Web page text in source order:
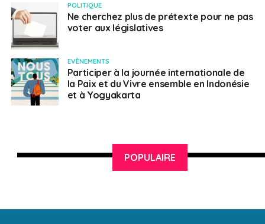
POLITIQUE
Ne cherchez plus de prétexte pour ne pas
voter aux législatives
EVÈNEMENTS
Participer à la journée internationale de
la Paix et du Vivre ensemble en Indonésie
et à Yogyakarta
POPULAIRE